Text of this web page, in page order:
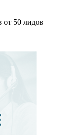
от 50 лидов